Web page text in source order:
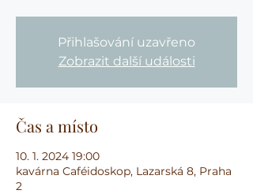
Přihlašování uzavřeno
Zobrazit další události
Čas a místo
10. 1. 2024 19:00
kavárna Caféidoskop, Lazarská 8, Praha
2